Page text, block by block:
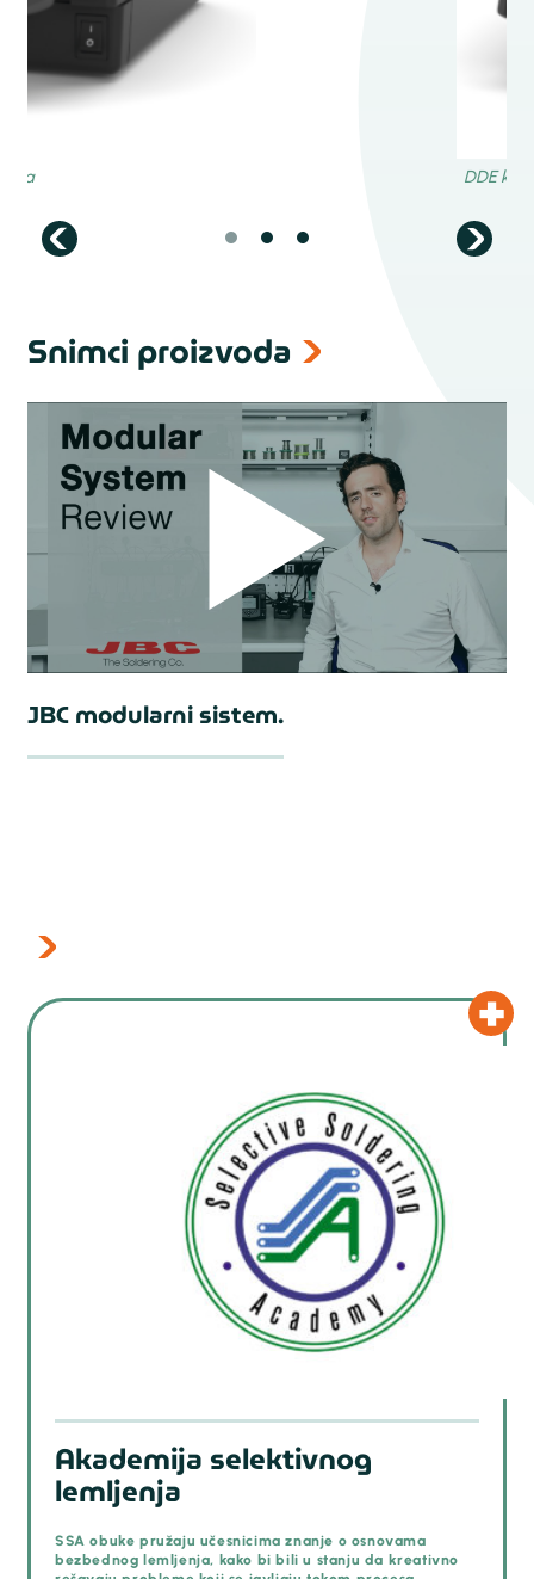
Snimci proizvoda
JBC modularni sistem.
Akademija selektivnog
lemljenja
SSA obuke pružaju učesnicima znanje o osnovama
bezbednog lemljenja, kako bi bili u stanju da kreativno